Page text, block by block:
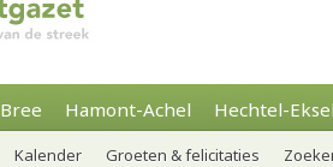
Bree Hamont-Achel Hechtel-
Kalender Groeten & felicitaties